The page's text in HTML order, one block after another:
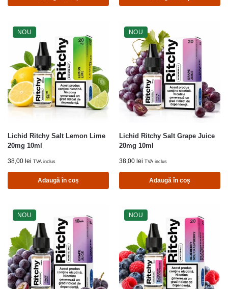
NOU
Lichid Ritchy Salt Lemon Lime
20mg 10ml
38,00 lei TVA inclus
Adaugă în coș
NOU
Lichid Ritchy Salt Grape Juice
20mg 10ml
38,00 lei TVA inclus
Adaugă în coș
NOU NOU